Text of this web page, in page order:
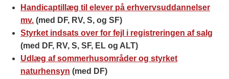
Handicaptillæg til elever på erhvervsuddannelser
mv. (med DF, RV, S, og SF)
Styrket indsats over for fejl i registreringen af salg
(med DF, RV, S, SF, EL og ALT)
Udlæg af sommerhusområder og styrket
naturhensyn (med DF)